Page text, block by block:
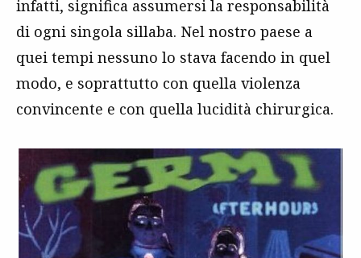
infatti, significa assumersi la responsabilità
di ogni singola sillaba. Nel nostro paese a
quei tempi nessuno lo stava facendo in quel
modo, e soprattutto con quella violenza
convincente e con quella lucidità chirurgica.